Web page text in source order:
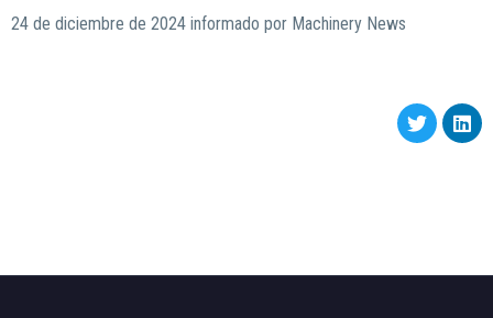
24 de diciembre de 2024 informado por Machinery News